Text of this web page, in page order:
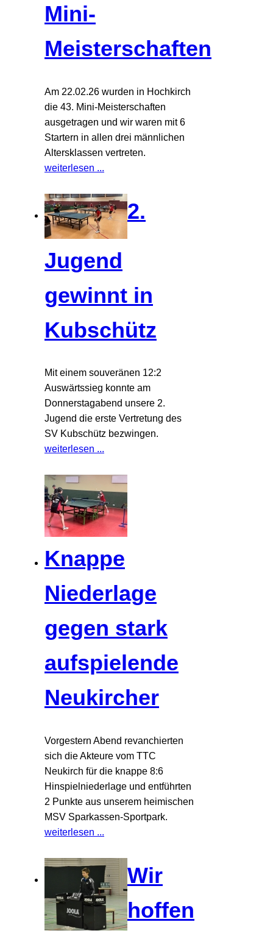
Mini-
Meisterschaften
Am 22.02.26 wurden in Hochkirch
die 43. Mini-Meisterschaften
ausgetragen und wir waren mit 6
Startern in allen drei männlichen
Altersklassen vertreten.
weiterlesen ...
2.
Jugend
gewinnt in
Kubschütz
Mit einem souveränen 12:2
Auswärtssieg konnte am
Donnerstagabend unsere 2.
Jugend die erste Vertretung des
SV Kubschütz bezwingen.
weiterlesen ...
Knappe
Niederlage
gegen stark
aufspielende
Neukircher
Vorgestern Abend revanchierten
sich die Akteure vom TTC
Neukirch für die knappe 8:6
Hinspielniederlage und entführten
2 Punkte aus unserem heimischen
MSV Sparkassen-Sportpark.
weiterlesen ...
Wir
hoffen